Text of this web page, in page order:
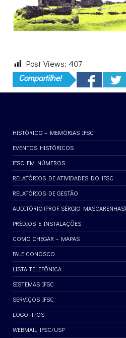
Post Views: 407
Compartilhe!
HISTÓRICO – MEMÓRIAS IFSC
EVENTOS HISTÓRICOS
IFSC EM NÚMEROS
RELATÓRIOS DE ATIVIDADES DO IFSC
RELATÓRIOS DE GESTÃO
AUDITÓRIO (PROF. SÉRGIO MASCARENHAS)
PRÉDIOS E INSTALAÇÕES
COMO CHEGAR – MAPAS
FALE CONOSCO
LISTA TELEFÔNICA
SISTEMAS IFSC
SERVIÇOS IFSC
LOGOTIPOS
WEBMAIL IFSC/USP